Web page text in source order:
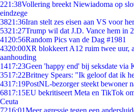
221:38Vollering breekt Niewiadoma op
eindzege
3821:36Iran stelt zes eisen aan VS voor
5321:27Trump wil dat J.D. Vance hem in
41 20:56Random Pics van de Dag #1981
4320:00XR blokkeert A12 ruim twee uur,
aanhouding
1417:23Geen 'happy end' bij seksdate via
3517:22Britney Spears: "Ik geloof dat ik
4317:19PostNL-bezorger steekt bewoner
6817:15EU bekritiseert Meta en TikTok
Ceuta
7216:01Meer agressie tegen een